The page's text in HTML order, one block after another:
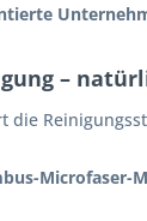
–
die
Microfaser-